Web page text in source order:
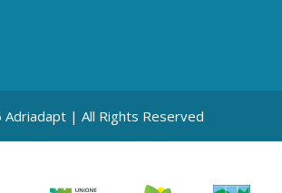
| All Rights Reserved